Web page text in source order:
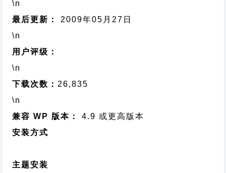
\n
最后更新：
2009年05月27日
\n
用户评级：
\n
下载次数： 26,835
\n
兼容 WP 版本：
4.9 或更高版本
安装方式
主题安装